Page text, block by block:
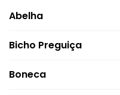
Abelha
Bicho Preguiça
Boneca